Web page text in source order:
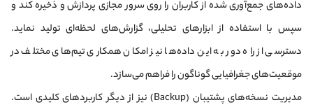
داده‌های جمع‌آوری شده از کاربران را روی سرور مجازی پردازش و ذخیره کند و
سپس با استفاده از ابزارهای تحلیلی، گزارش‌های لحظه‌ای تولید نماید.
دسترسی از راه دور به این داده‌ها نیز امکان همکاری تیم‌های مختلف در
موقعیت‌های جغرافیایی گوناگون را فراهم می‌سازد.
مدیریت نسخه‌های پشتیبان (Backup) نیز از دیگر کاربردهای کلیدی است.